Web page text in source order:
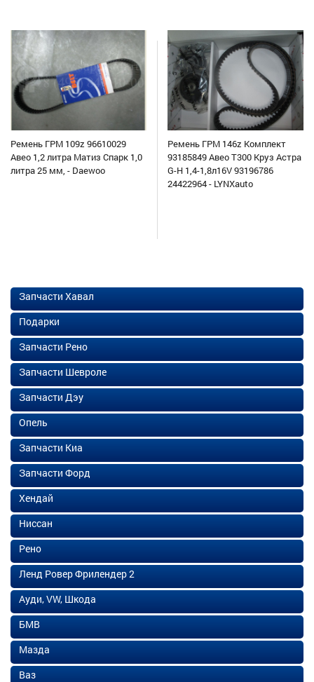
Ремень ГРМ 109z 96610029
Авео 1,2 литра Матиз Спарк 1,0
литра 25 мм, - Daewoo
Ремень ГРМ 146z Комплект
93185849 Авео Т300 Круз Астра
G-H 1,4-1,8л16V 93196786
24422964 - LYNXauto
Запчасти Хавал
Подарки
Запчасти Рено
Запчасти Шевроле
Запчасти Дэу
Опель
Запчасти Киа
Запчасти Форд
Хендай
Ниссан
Рено
Ленд Ровер Фрилендер 2
Ауди, VW, Шкода
БМВ
Мазда
Ваз